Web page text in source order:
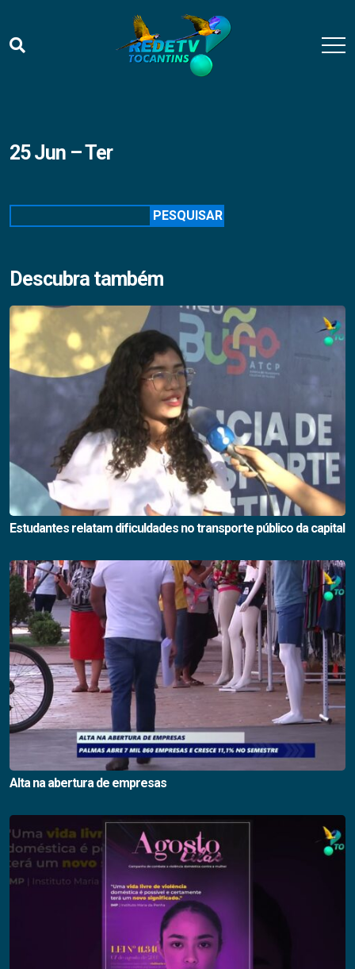
25 Jun – Ter
PESQUISAR
Descubra também
Estudantes relatam dificuldades no transporte público da capital
Alta na abertura de empresas